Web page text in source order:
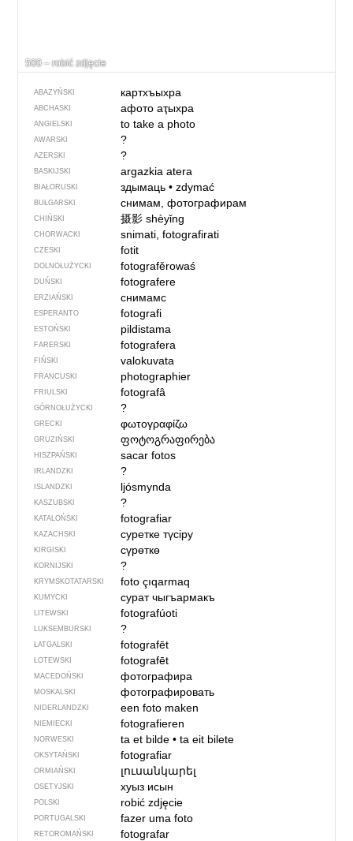
500 – robić zdjęcie
ABAZYŃSKI картхъыхра
ABCHASKI афото аҭыхра
ANGIELSKI to take a photo
AWARSKI ?
AZERSKI ?
BASKIJSKI argazkia atera
BIAŁORUSKI здымаць• zdymać
BUŁGARSKI снимам, фотографирам
CHIŃSKI 摄影shèyǐng
CHORWACKI snimati, fotografirati
CZESKI fotit
DOLNOŁUŻYCKI fotografěrowaś
DUŃSKI fotografere
ERZIAŃSKI снимамс
ESPERANTO fotografi
ESTOŃSKI pildistama
FARERSKI fotografera
FIŃSKI valokuvata
FRANCUSKI photographier
FRIULSKI fotografâ
GÓRNOŁUŻYCKI ?
GRECKI φωτογραφίζω
GRUZIŃSKI ფოტოგრაფირება
HISZPAŃSKI sacar fotos
IRLANDZKI ?
ISLANDZKI ljósmynda
KASZUBSKI ?
KATALOŃSKI fotografiar
KAZACHSKI суретке түсіру
KIRGISKI сүрөткө
KORNIJSKI ?
KRYMSKOTATARSKI foto çıqarmaq
KUMYCKI сурат чыгъармакъ
LITEWSKI fotografúoti
LUKSEMBURSKI ?
ŁATGALSKI fotografēt
ŁOTEWSKI fotografēt
MACEDOŃSKI фотографира
MOSKALSKI фотографировать
NIDERLANDZKI een foto maken
NIEMIECKI fotografieren
NORWESKI ta et bilde• ta eit bilete
OKSYTAŃSKI fotografiar
ORMIAŃSKI լուսանկարել
OSETYJSKI хуыз исын
POLSKI robić zdjęcie
PORTUGALSKI fazer uma foto
RETOROMAŃSKI fotografar